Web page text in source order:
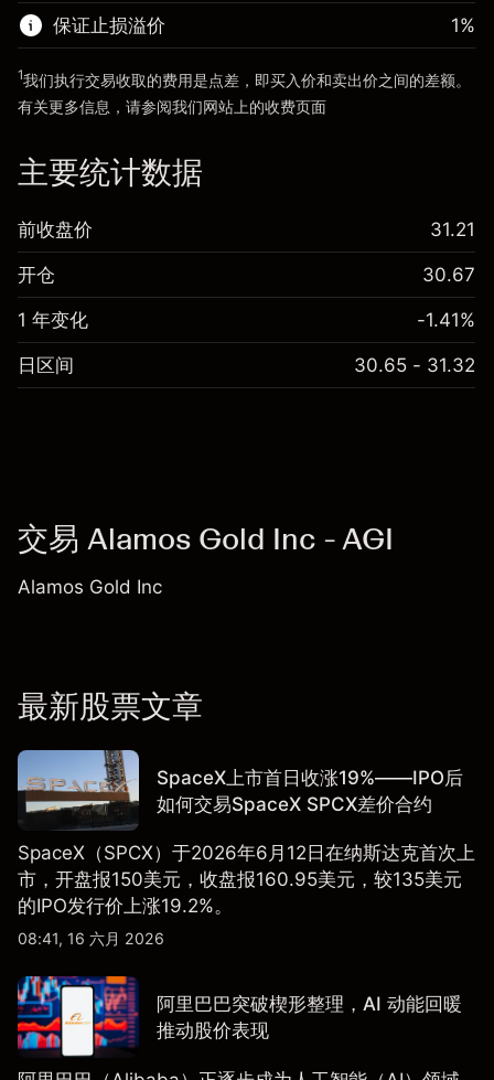
前往平台
保证止损溢价 1%
1我们执行交易收取的费用是点差，即买入价和卖出价之间的差额。
有关更多信息，请参阅我们网站上的收费页面
主要统计数据
前收盘价 31.21
开仓 30.67
1 年变化 -1.41%
日区间 30.65 - 31.32
交易 Alamos Gold Inc - AGI
Alamos Gold Inc
最新股票文章
SpaceX上市首日收涨19%——IPO后
如何交易SpaceX SPCX差价合约
SpaceX（SPCX）于2026年6月12日在纳斯达克首次上
市，开盘报150美元，收盘报160.95美元，较135美元
的IPO发行价上涨19.2%。
08:41, 16 六月 2026
阿里巴巴突破楔形整理，AI 动能回暖
推动股价表现